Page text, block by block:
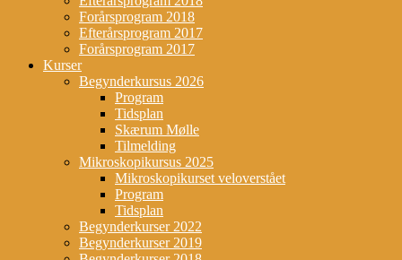
Forårsprogram 2018
Efterårsprogram 2017
Forårsprogram 2017
Kurser
Begynderkursus 2026
Program
Tidsplan
Skærum Mølle
Tilmelding
Mikroskopikursus 2025
Mikroskopikurset veloverstået
Program
Tidsplan
Begynderkurser 2022
Begynderkurser 2019